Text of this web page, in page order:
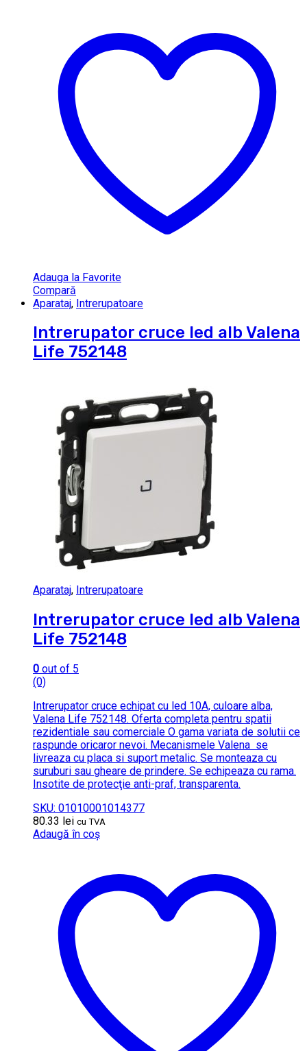
Adauga la Favorite
Compară
Aparataj, Intrerupatoare
Intrerupator cruce led alb Valena
Life 752148
Aparataj, Intrerupatoare
Intrerupator cruce led alb Valena
Life 752148
0 out of 5
(0)
Intrerupator cruce echipat cu led 10A, culoare alba,
Valena Life 752148. Oferta completa pentru spatii
rezidentiale sau comerciale O gama variata de solutii ce
raspunde oricaror nevoi. Mecanismele Valena se
livreaza cu placa si suport metalic. Se monteaza cu
suruburi sau gheare de prindere. Se echipeaza cu rama.
Insotite de protecţie anti-praf, transparenta.
SKU: 01010001014377
80.33 lei cu TVA
Adaugă în coș